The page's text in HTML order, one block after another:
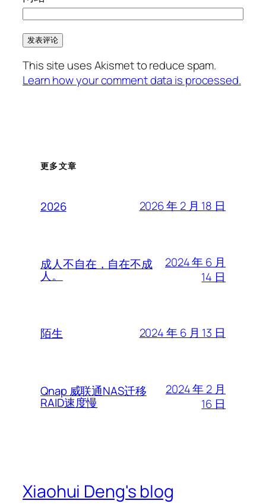
This site uses Akismet to reduce spam.
Learn how your comment data is processed.
更多文章
2026 2026 年 2 月 18 日
成人不自在，自在不成
人。
2024 年 6 月
14 日
陌生 2024 年 6 月 13 日
Qnap 威联通NAS迁移
RAID速度慢
2024 年 2 月
16 日
Xiaohui Deng's blog